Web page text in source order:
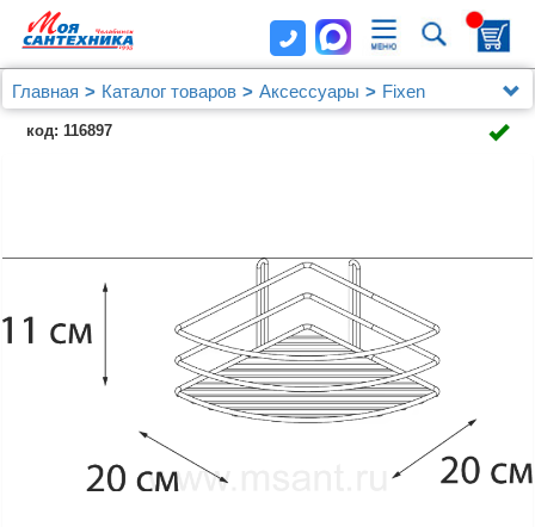
Главная Каталог товаров Аксессуары
Fixen
Полка Fixsen FX-710-1 угловая, хром
код: 116897